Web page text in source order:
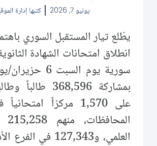
يونيو 7, 2026
كتبها إدارة
يطّلع تيار المستقبل السوري
انطلاق امتحانات الشهادة
بمشاركة 368,596
على 1,570 مركزاً
العلمي، و127,343 في